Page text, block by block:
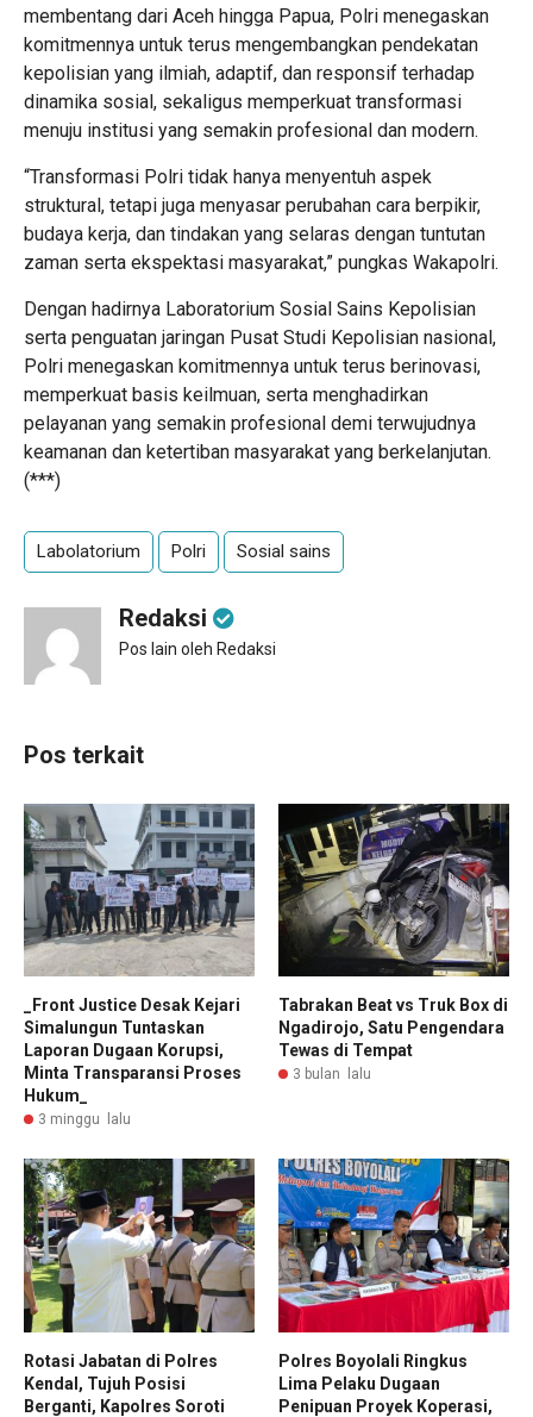
membentang dari Aceh hingga Papua, Polri menegaskan
komitmennya untuk terus mengembangkan pendekatan
kepolisian yang ilmiah, adaptif, dan responsif terhadap
dinamika sosial, sekaligus memperkuat transformasi
menuju institusi yang semakin profesional dan modern.
“Transformasi Polri tidak hanya menyentuh aspek
struktural, tetapi juga menyasar perubahan cara berpikir,
budaya kerja, dan tindakan yang selaras dengan tuntutan
zaman serta ekspektasi masyarakat,” pungkas Wakapolri.
Dengan hadirnya Laboratorium Sosial Sains Kepolisian
serta penguatan jaringan Pusat Studi Kepolisian nasional,
Polri menegaskan komitmennya untuk terus berinovasi,
memperkuat basis keilmuan, serta menghadirkan
pelayanan yang semakin profesional demi terwujudnya
keamanan dan ketertiban masyarakat yang berkelanjutan.
(***)
Labolatorium Polri Sosial sains
Redaksi
Pos lain oleh Redaksi
Pos terkait
_Front Justice Desak Kejari
Simalungun Tuntaskan
Laporan Dugaan Korupsi,
Minta Transparansi Proses
Hukum_
3 minggu lalu
Tabrakan Beat vs Truk Box di
Ngadirojo, Satu Pengendara
Tewas di Tempat
3 bulan lalu
Rotasi Jabatan di Polres
Kendal, Tujuh Posisi
Berganti, Kapolres Soroti
Polres Boyolali Ringkus
Lima Pelaku Dugaan
Penipuan Proyek Koperasi,